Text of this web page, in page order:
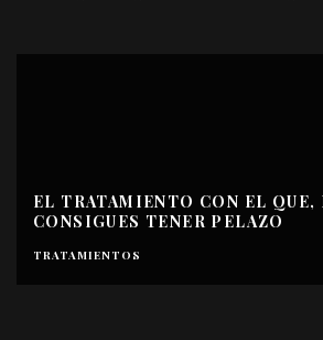
EL TRATAMIENTO CON EL QUE,
CONSIGUES TENER PELAZO
TRATAMIENTOS